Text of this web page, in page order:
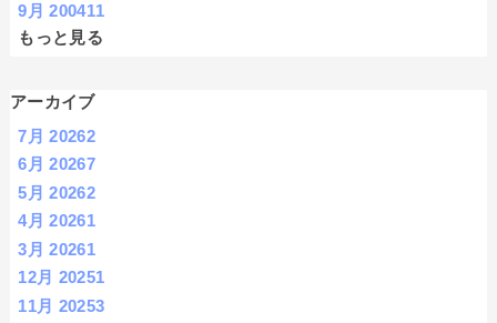
9月 200411
もっと見る
アーカイブ
7月 20262
6月 20267
5月 20262
4月 20261
3月 20261
12月 20251
11月 20253